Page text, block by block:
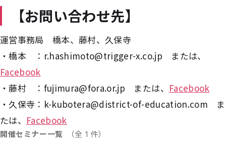
【お問い合わせ先】
運営事務局 橋本、藤村、久保寺
・橋本 ：r.hashimoto@trigger-x.co.jp または、
Facebook
・藤村 ：fujimura@fora.or.jp または、 Facebook
・久保寺：k-kubotera@district-of-education.com ま
たは、 Facebook
開催セミナー一覧 （全 1 件）